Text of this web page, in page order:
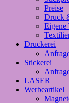
Preise
Druck
Eigene
Druckerei
Stickerei
LASER
Werbeartikel